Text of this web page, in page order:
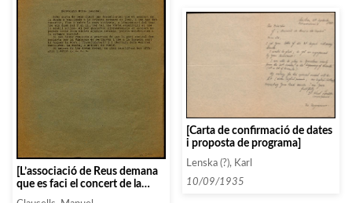
[L’associació de Reus demana
que es faci el concert de la
banda durant la primera
[Carta de confirmació de dates
i proposta de programa]
Lenska (?), Karl
10/09/1935